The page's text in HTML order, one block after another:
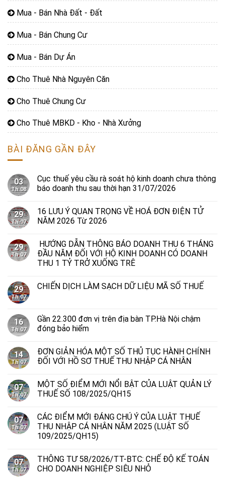
Mua - Bán Nhà Đất - Đất
Mua - Bán Chung Cư
Mua - Bán Dự Án
Cho Thuê Nhà Nguyên Căn
Cho Thuê Chung Cư
Cho Thuê MBKD - Kho - Nhà Xưởng
BÀI ĐĂNG GẦN ĐÂY
03
Th 08
Cục thuế yêu cầu rà soát hộ kinh doanh chưa thông
báo doanh thu sau thời hạn 31/07/2026
29
Th 07
16 LƯU Ý QUAN TRỌNG VỀ HOÁ ĐƠN ĐIỆN TỬ
NĂM 2026 Từ 2026
29
Th 07
HƯỚNG DẪN THÔNG BÁO DOANH THU 6 THÁNG
ĐẦU NĂM ĐỐI VỚI HỘ KINH DOANH CÓ DOANH
THU 1 TỶ TRỞ XUỐNG TRÊ
29
Th 07
CHIẾN DỊCH LÀM SẠCH DỮ LIỆU MÃ SỐ THUẾ
16
Th 07
Gần 22.300 đơn vị trên địa bàn TP.Hà Nội chậm
đóng bảo hiểm
14
Th 07
ĐƠN GIẢN HÓA MỘT SỐ THỦ TỤC HÀNH CHÍNH
ĐỐI VỚI HỒ SƠ THUẾ THU NHẬP CÁ NHÂN
07
Th 07
MỘT SỐ ĐIỂM MỚI NỔI BẬT CỦA LUẬT QUẢN LÝ
THUẾ SỐ 108/2025/QH15
07
Th 07
CÁC ĐIỂM MỚI ĐÁNG CHÚ Ý CỦA LUẬT THUẾ
THU NHẬP CÁ NHÂN NĂM 2025 (LUẬT SỐ
109/2025/QH15)
07
Th 07
THÔNG TƯ 58/2026/TT-BTC: CHẾ ĐỘ KẾ TOÁN
CHO DOANH NGHIỆP SIÊU NHỎ